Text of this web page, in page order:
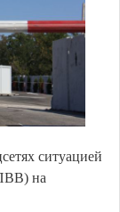
ситуацией
на